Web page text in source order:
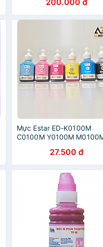
200.000 đ
Mực Estar ED-K0100M
C0100M Y0100M
L310, L110, L120, L805,
T60 - hàng chính hãng
27.500 đ